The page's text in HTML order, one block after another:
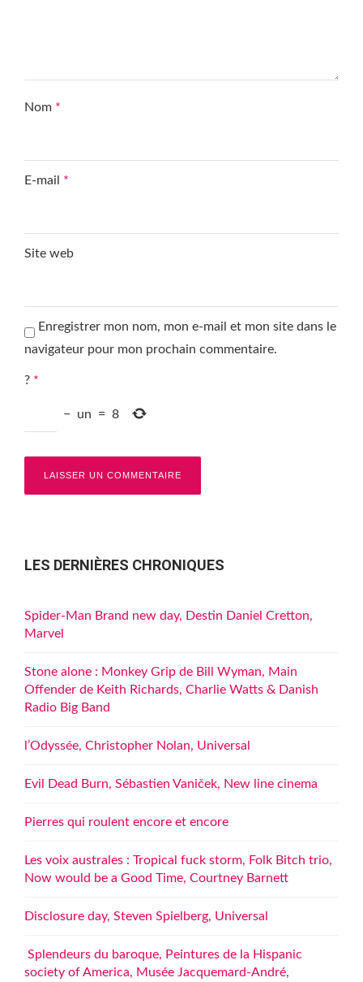
Nom *
E-mail *
Site web
Enregistrer mon nom, mon e-mail et mon site dans le
navigateur pour mon prochain commentaire.
? *
− un = 8
LES DERNIÈRES CHRONIQUES
Spider-Man Brand new day, Destin Daniel Cretton,
Marvel
Stone alone : Monkey Grip de Bill Wyman, Main
Offender de Keith Richards, Charlie Watts & Danish
Radio Big Band
l’Odyssée, Christopher Nolan, Universal
Evil Dead Burn, Sébastien Vaniček, New line cinema
Pierres qui roulent encore et encore
Les voix australes : Tropical fuck storm, Folk Bitch trio,
Now would be a Good Time, Courtney Barnett
Disclosure day, Steven Spielberg, Universal
Splendeurs du baroque, Peintures de la Hispanic
society of America, Musée Jacquemard-André,